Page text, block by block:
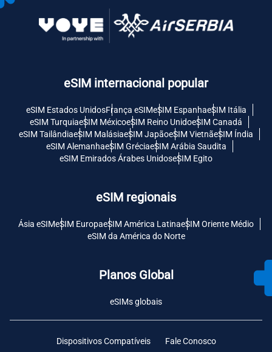
eSIM internacional popular
eSIM Estados UnidosFrança eSIMeSIM EspanhaeSIM Itália
eSIM TurquiaeSIM MéxicoeSIM Reino UnidoeSIM Canadá
eSIM TailândiaeSIM MalásiaeSIM JapãoeSIM VietnãeSIM Índia
eSIM AlemanhaeSIM GréciaeSIM Arábia Saudita
eSIM Emirados Árabes UnidoseSIM Egito
eSIM regionais
Ásia eSIMeSIM EuropaeSIM América LatinaeSIM Oriente Médio
eSIM da América do Norte
Planos Global
eSIMs globais
Dispositivos Compatíveis Fale Conosco